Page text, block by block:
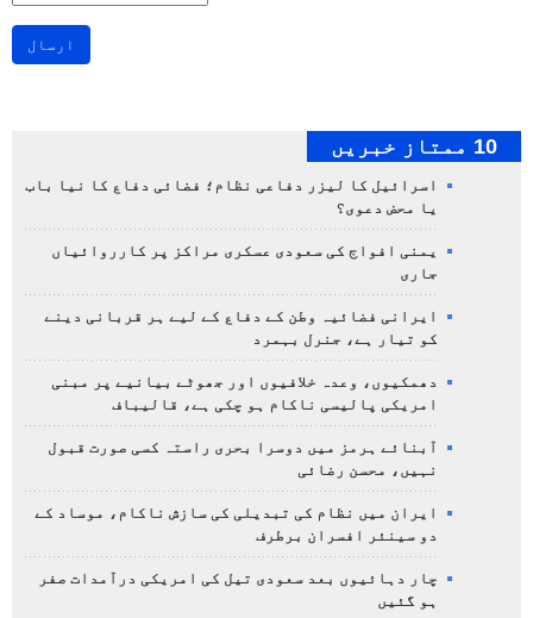
ارسال
10 ممتاز خبریں
اسرائیل کا لیزر دفاعی نظام؛ فضائی دفاع کا نیا باب
یا محض دعوی؟
یمنی افواج کی سعودی عسکری مراکز پر کارروائیاں
جاری
ایرانی فضائیہ وطن کے دفاع کے لیے ہر قربانی دینے
کو تیار ہے، جنرل بہمرد
دھمکیوں، وعدہ خلافیوں اور جھوٹے بیانیے پر مبنی
امریکی پالیسی ناکام ہو چکی ہے، قالیباف
آبنائے ہرمز میں دوسرا بحری راستہ کسی صورت قبول
نہیں، محسن رضائی
ایران میں نظام کی تبدیلی کی سازش ناکام، موساد کے
دو سینئر افسران برطرف
چار دہائیوں بعد سعودی تیل کی امریکی درآمدات صفر
ہو گئیں